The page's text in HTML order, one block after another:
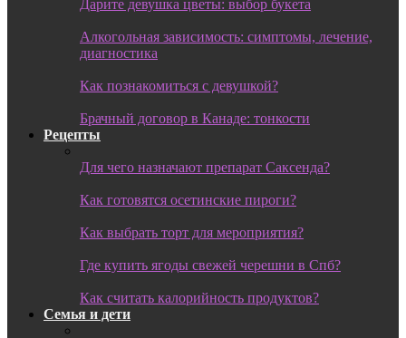
Дарите девушка цветы: выбор букета
Алкогольная зависимость: симптомы, лечение,
диагностика
Как познакомиться с девушкой?
Брачный договор в Канаде: тонкости
Рецепты
Для чего назначают препарат Саксенда?
Как готовятся осетинские пироги?
Как выбрать торт для мероприятия?
Где купить ягоды свежей черешни в Спб?
Как считать калорийность продуктов?
Семья и дети